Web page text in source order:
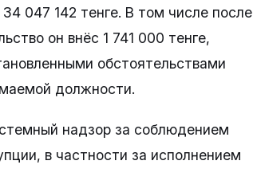
047 142 тенге. В том числе после
он внёс 1 741 000 тенге,
обстоятельствами
должности.
надзор за соблюдением
в частности за исполнением